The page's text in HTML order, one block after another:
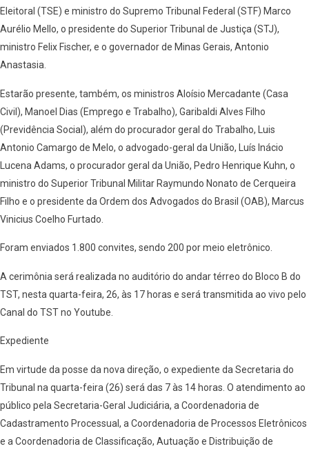
Eleitoral (TSE) e ministro do Supremo Tribunal Federal (STF) Marco
Aurélio Mello, o presidente do Superior Tribunal de Justiça (STJ),
ministro Felix Fischer, e o governador de Minas Gerais, Antonio
Anastasia.
Estarão presente, também, os ministros Aloísio Mercadante (Casa
Civil), Manoel Dias (Emprego e Trabalho), Garibaldi Alves Filho
(Previdência Social), além do procurador geral do Trabalho, Luis
Antonio Camargo de Melo, o advogado-geral da União, Luís Inácio
Lucena Adams, o procurador geral da União, Pedro Henrique Kuhn, o
ministro do Superior Tribunal Militar Raymundo Nonato de Cerqueira
Filho e o presidente da Ordem dos Advogados do Brasil (OAB), Marcus
Vinicius Coelho Furtado.
Foram enviados 1.800 convites, sendo 200 por meio eletrônico.
A cerimônia será realizada no auditório do andar térreo do Bloco B do
TST, nesta quarta-feira, 26, às 17 horas e será transmitida ao vivo pelo
Canal do TST no Youtube.
Expediente
Em virtude da posse da nova direção, o expediente da Secretaria do
Tribunal na quarta-feira (26) será das 7 às 14 horas. O atendimento ao
público pela Secretaria-Geral Judiciária, a Coordenadoria de
Cadastramento Processual, a Coordenadoria de Processos Eletrônicos
e a Coordenadoria de Classificação, Autuação e Distribuição de